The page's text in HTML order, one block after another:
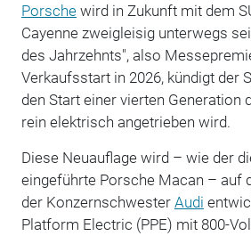
Porschewird in Zukunft mit dem
Cayenne zweigleisig unterwegs
des Jahrzehnts", also
Verkaufsstart in 2026, kündigt der
den Start einer vierten Generation
rein elektrisch angetrieben wird.
Diese Neuauflage wird – wie der
eingeführte Porsche Macan – auf
der Konzernschwester Audi
Platform Electric (PPE) mit 800-